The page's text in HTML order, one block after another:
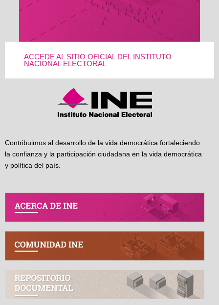
ACCEDE AL SITIO OFICIAL DEL INSTITUTO
NACIONAL ELECTORAL
Contribuimos al desarrollo de la vida democrática fortaleciendo
la confianza y la participación ciudadana en la vida democrática
y política del país.